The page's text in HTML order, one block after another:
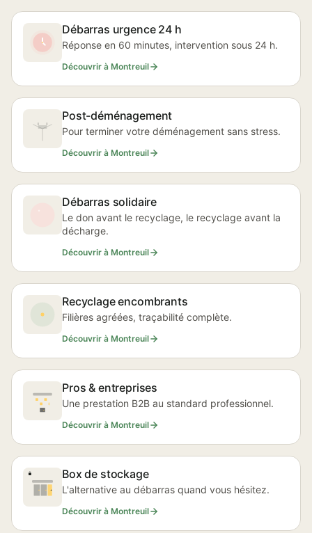
Débarras urgence 24 h
Réponse en 60 minutes, intervention sous 24 h.
Découvrir à Montreuil
Post-déménagement
Pour terminer votre déménagement sans stress.
Découvrir à Montreuil
Débarras solidaire
Le don avant le recyclage, le recyclage avant la
décharge.
Découvrir à Montreuil
Recyclage encombrants
Filières agréées, traçabilité complète.
Découvrir à Montreuil
Pros & entreprises
Une prestation B2B au standard professionnel.
Découvrir à Montreuil
Box de stockage
L'alternative au débarras quand vous hésitez.
Découvrir à Montreuil